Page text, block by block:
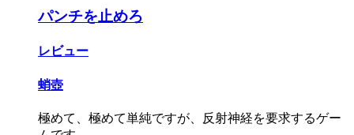
パンチを止めろ
レビュー
蛸壺
極めて、極めて単純ですが、反射神経を要求するゲー